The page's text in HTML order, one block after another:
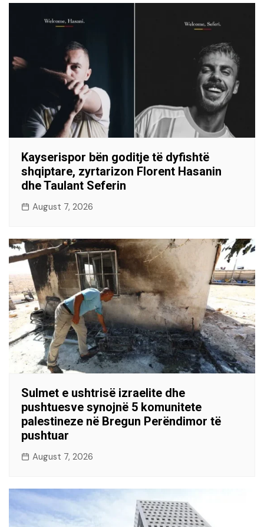
Kayserispor bën goditje të dyfishtë
shqiptare, zyrtarizon Florent Hasanin
dhe Taulant Seferin
August 7, 2026
Sulmet e ushtrisë izraelite dhe
pushtuesve synojnë 5 komunitete
palestineze në Bregun Perëndimor të
pushtuar
August 7, 2026